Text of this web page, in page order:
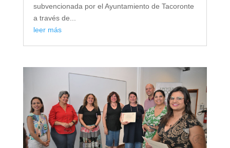
subvencionada por el Ayuntamiento de Tacoronte
a través de...
leer más